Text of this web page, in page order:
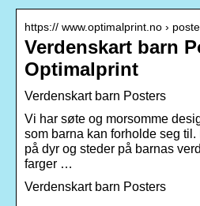
https:// www.optimalprint.no ›
Verdenskart barn
Optimalprint
Verdenskart barn Posters
Vi har søte og morsomme
som barna kan forholde seg
på dyr og steder på barnas
farger …
Verdenskart barn Posters